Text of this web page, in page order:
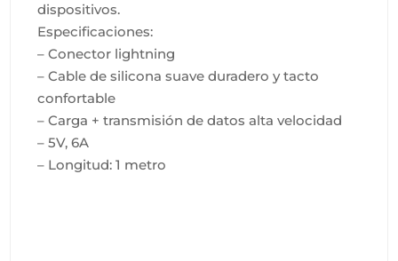
dispositivos.
Especificaciones:
– Conector lightning
– Cable de silicona suave duradero y tacto
confortable
– Carga + transmisión de datos alta velocidad
– 5V, 6A
– Longitud: 1 metro